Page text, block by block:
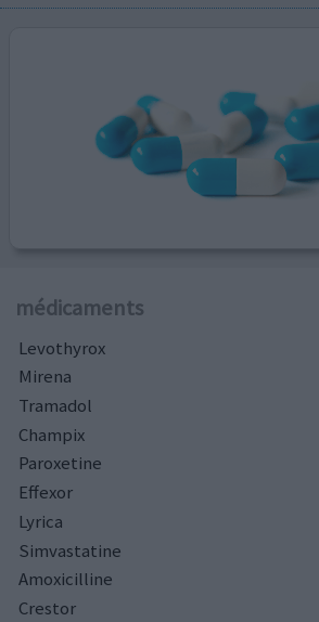
médicaments
Levothyrox
Mirena
Tramadol
Champix
Paroxetine
Effexor
Lyrica
Simvastatine
Amoxicilline
Crestor